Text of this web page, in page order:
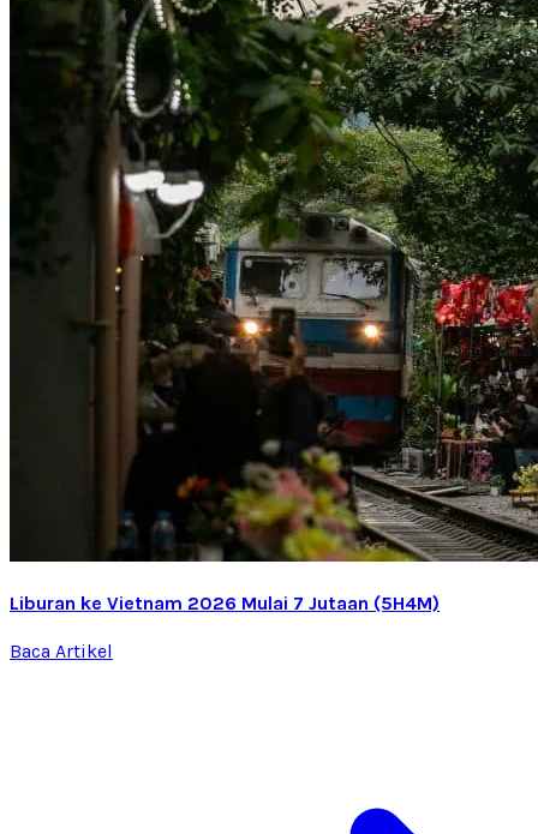
Liburan ke Vietnam 2026 Mulai 7 Jutaan (5H4M)
Baca Artikel